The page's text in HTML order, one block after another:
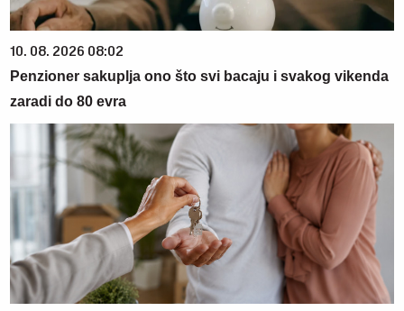
10. 08. 2026 08:02
Penzioner sakuplja ono što svi bacaju i svakog vikenda
zaradi do 80 evra